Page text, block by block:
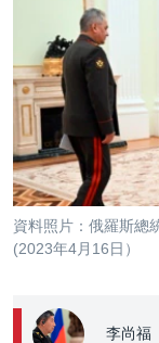
跳
轉
索
揭謊頻道
美國
中國
國際
經貿
視頻
每日視頻新聞
美國專訊
音頻
新聞音頻
資料照片：俄羅斯總
(2023年4月16日）
李尚福